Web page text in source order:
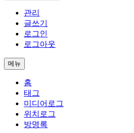
관리
글쓰기
로그인
로그아웃
메뉴
홈
태그
미디어로그
위치로그
방명록